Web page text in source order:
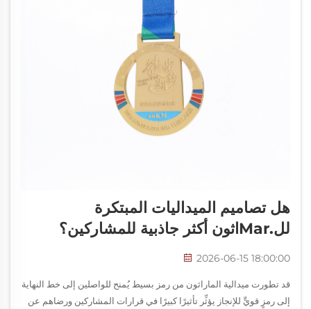
هل تصاميم الميداليات المبتكرة
لل.marاثون أكثر جاذبية للمشاركين؟
2026-06-15 18:00:00
قد تطورت ميدالية الماراثون من رمز بسيط يُمنح للواصلين إلى خط النهاية
إلى رمزٍ قويٍّ للإنجاز يؤثِّر تأثيرًا كبيرًا في قرارات المشاركين ورضاهم عن